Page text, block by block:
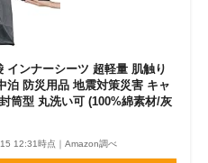
ンナーシーツ 超軽量 肌触り
泊 防災用品 地震対策災害 キャ
筒型 丸洗い可 (100%綿素材/灰
12:31時点｜Amazon調べ